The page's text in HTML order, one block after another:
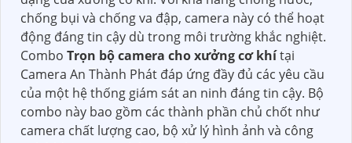
chống bụi và chống va đập, camera này có thể hoạt
động đáng tin cậy dù trong môi trường khắc nghiệt.
Combo Trọn bộ camera cho xưởng cơ khítại
Camera An Thành Phát đáp ứng đầy đủ các yêu cầu
của một hệ thống giám sát an ninh đáng tin cậy. Bộ
combo này bao gồm các thành phần chủ chốt như
camera chất lượng cao, bộ xử lý hình ảnh và công